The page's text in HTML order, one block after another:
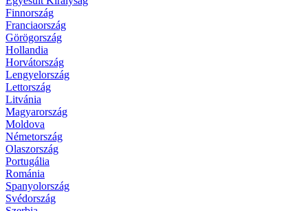
Finnország
Franciaország
Görögország
Hollandia
Horvátország
Lengyelország
Lettország
Litvánia
Magyarország
Moldova
Németország
Olaszország
Portugália
Románia
Spanyolország
Svédország